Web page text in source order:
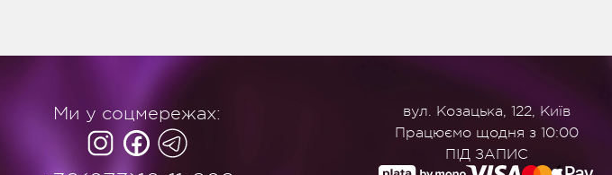
Ми у соцмережах:
вул. Козацька, 122, Київ
Працюємо щодня з 10:00
ПІД ЗАПИС